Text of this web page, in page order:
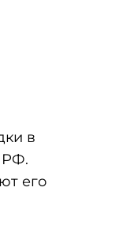
в
РФ.
его